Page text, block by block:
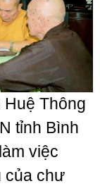
Thông
tỉnh Bình
việc
của chư